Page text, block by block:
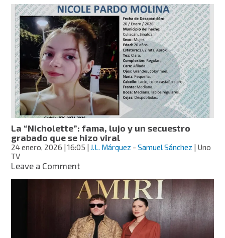
“Oceanida”
hasta
el
Caribe
Flores
sorprende
con
radical
cambio
de
look
y
causa
revuelo
redes
sociales
La “Nicholette”: fama, lujo y un secuestro
grabado que se hizo viral
24 enero, 2026 | 16:05 | J.L. Márquez -Samuel Sánchez | Uno
TV
Leave a Commenton
“Nicholette”:
fama,
lujo
y
un
secuestro